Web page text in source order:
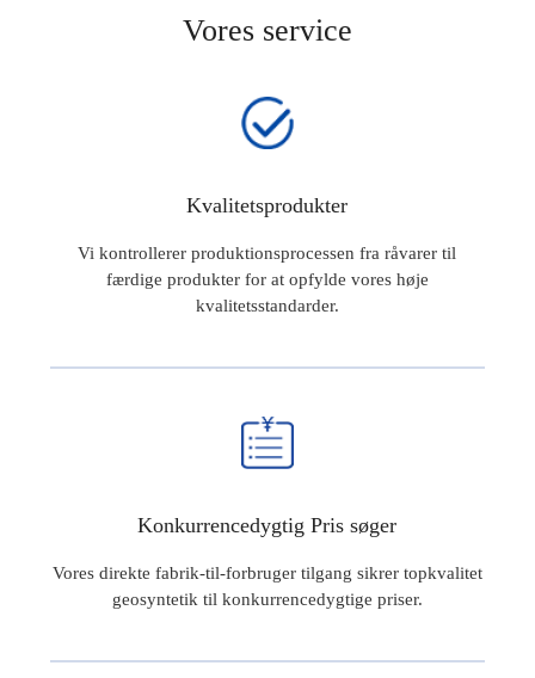
Vores service
Kvalitetsprodukter
Vi kontrollerer produktionsprocessen fra råvarer til
færdige produkter for at opfylde vores høje
kvalitetsstandarder.
Konkurrencedygtig Pris søger
Vores direkte fabrik-til-forbruger tilgang sikrer topkvalitet
geosyntetik til konkurrencedygtige priser.